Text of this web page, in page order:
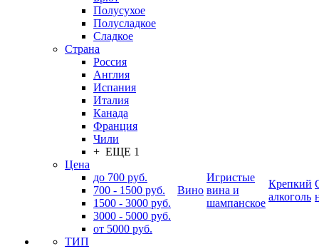
Полусухое
Полусладкое
Сладкое
Страна
Россия
Англия
Испания
Италия
Канада
Франция
Чили
+ ЕЩЕ 1
Цена
до 700 руб.
700 - 1500 руб.
1500 - 3000 руб.
3000 - 5000 руб.
от 5000 руб.
ТИП
Вино
Игристые
вина и
шампанское
Крепкий
алкоголь